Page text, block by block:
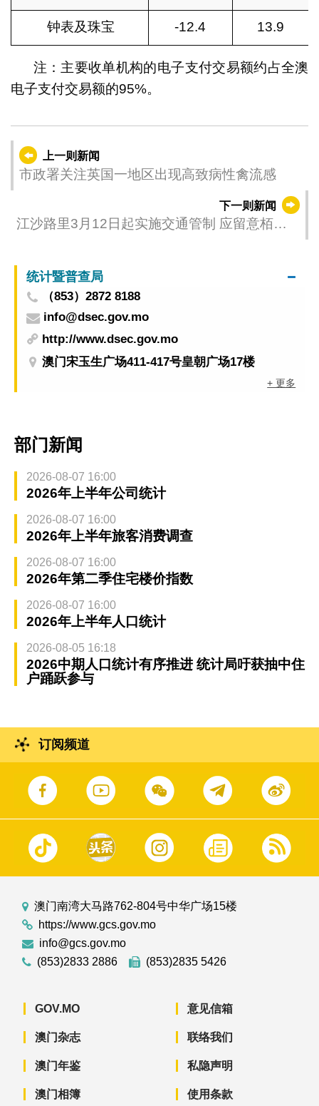
钟表及珠宝 -12.4 13.9
注：主要收单机构的电子支付交易额约占全澳
电子支付交易额的95%。
上一则新闻
市政署关注英国一地区出现高致病性禽流感
下一则新闻
江沙路里3月12日起实施交通管制 应留意栢宁
统计暨普查局
（853）2872 8188
info@dsec.gov.mo
http://www.dsec.gov.mo
澳门宋玉生广场411-417号皇朝广场17楼
+ 更多
部门新闻
2026-08-07 16:00
2026年上半年公司统计
2026-08-07 16:00
2026年上半年旅客消费调查
2026-08-07 16:00
2026年第二季住宅楼价指数
2026-08-07 16:00
2026年上半年人口统计
2026-08-05 16:18
2026中期人口统计有序推进 统计局吁获抽中住
户踊跃参与
订阅频道
澳门南湾大马路762-804号中华广场15楼
https://www.gcs.gov.mo
info@gcs.gov.mo
(853)2833 2886
(853)2835 5426
GOV.MO
澳门杂志
澳门年鉴
澳门相簿
意见信箱
联络我们
私隐声明
使用条款